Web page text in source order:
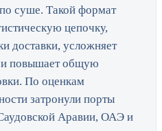
суше. Такой формат
цепочку,
доставки, усложняет
и повышает общую
По оценкам
затронули порты
Аравии, ОАЭ и